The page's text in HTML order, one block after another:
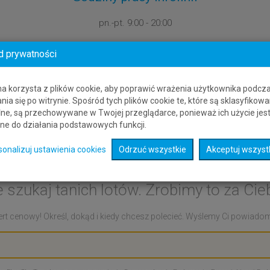
pn.-pt. 9:00 - 20:00
cenowy: Manchester -
szukaj tanich lotów. Zrobimy to za
cenowy! Określ, dokąd i kiedy chcesz polecieć. Wyślemy Ci
prywatności
korzysta z plików cookie, aby poprawić wrażenia użytkownika
się po witrynie. Spośród tych plików cookie te, które są
są przechowywane w Twojej przeglądarce, ponieważ ich użycie jest
do działania podstawowych funkcji.
ustawienia cookies Odrzuć wszystkie Akceptuj